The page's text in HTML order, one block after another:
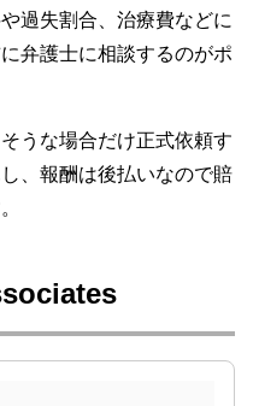
過失割合、治療費などに
弁護士に相談するのがポ
うな場合だけ正式依頼す
、報酬は後払いなので賠